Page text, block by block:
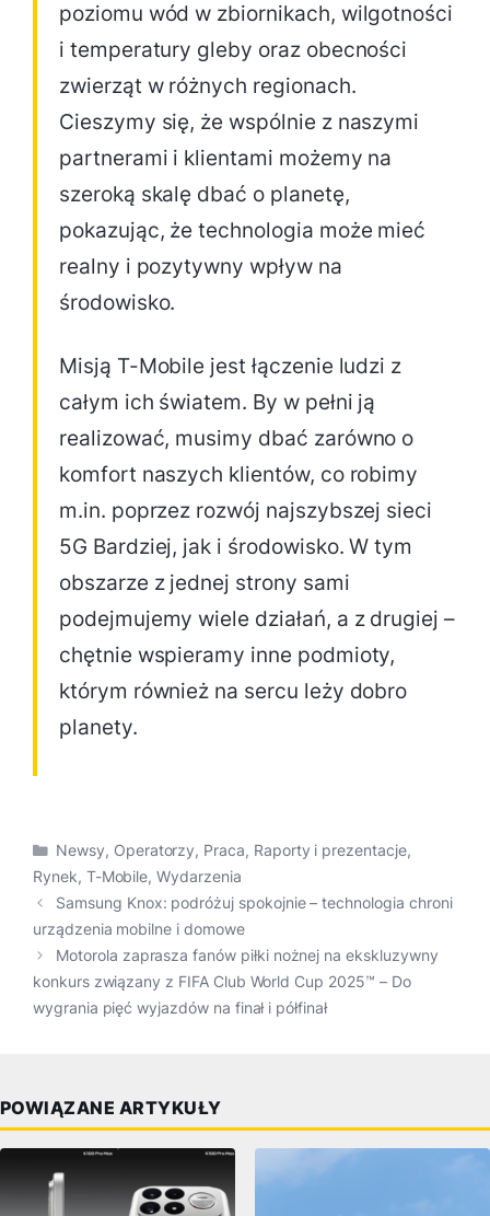
poziomu wód w zbiornikach, wilgotności
i temperatury gleby oraz obecności
zwierząt w różnych regionach.
Cieszymy się, że wspólnie z naszymi
partnerami i klientami możemy na
szeroką skalę dbać o planetę,
pokazując, że technologia może mieć
realny i pozytywny wpływ na
środowisko.
Misją T-Mobile jest łączenie ludzi z
całym ich światem. By w pełni ją
realizować, musimy dbać zarówno o
komfort naszych klientów, co robimy
m.in. poprzez rozwój najszybszej sieci
5G Bardziej, jak i środowisko. W tym
obszarze z jednej strony sami
podejmujemy wiele działań, a z drugiej –
chętnie wspieramy inne podmioty,
którym również na sercu leży dobro
planety.
Kategorie
Newsy, Operatorzy, Praca, Raporty i prezentacje,
Rynek, T-Mobile,Wydarzenia
Samsung Knox: podróżuj spokojnie – technologia chroni
urządzenia mobilne i domowe
Motorola zaprasza fanów piłki nożnej na ekskluzywny
konkurs związany z FIFA Club World Cup 2025™ – Do
wygrania pięć wyjazdów na finał i półfinał
POWIĄZANE ARTYKUŁY